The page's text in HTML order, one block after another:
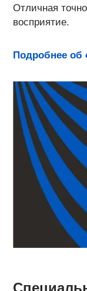
Отличная
восприятие.
Подробнее об